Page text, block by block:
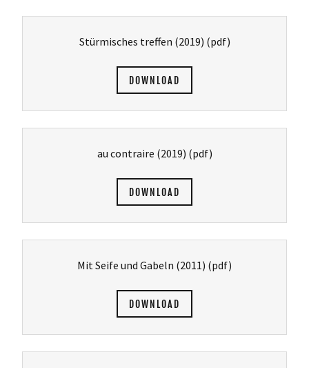
Stürmisches treffen (2019) (pdf)
DOWNLOAD
au contraire (2019) (pdf)
DOWNLOAD
Mit Seife und Gabeln (2011) (pdf)
DOWNLOAD